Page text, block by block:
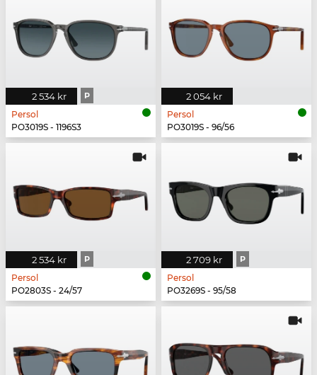
2 534 kr P
Persol
PO3019S - 1196S3
2 054 kr
Persol
PO3019S - 96/56
2 534 kr P
Persol
PO2803S - 24/57
2 709 kr P
Persol
PO3269S - 95/58